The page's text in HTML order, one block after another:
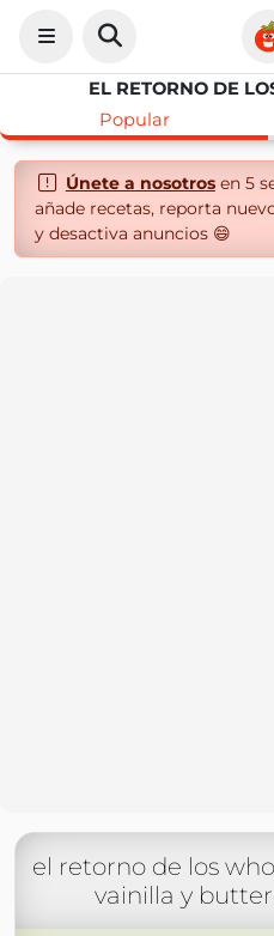
Popular
Únete a nosotrosen 5
añade recetas, reporta
y desactiva anuncios 😄
el retorno de los
vainilla y